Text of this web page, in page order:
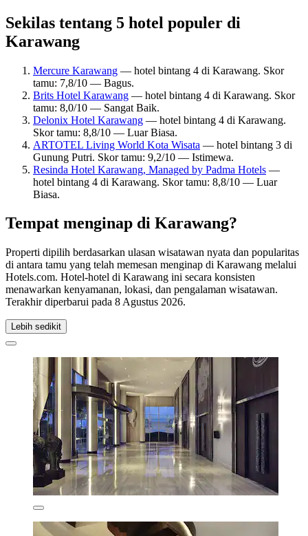
Sekilas tentang 5 hotel populer di
Karawang
Mercure Karawang — hotel bintang 4 di Karawang. Skor
tamu: 7,8/10 — Bagus.
Brits Hotel Karawang — hotel bintang 4 di Karawang. Skor
tamu: 8,0/10 — Sangat Baik.
Delonix Hotel Karawang — hotel bintang 4 di Karawang.
Skor tamu: 8,8/10 — Luar Biasa.
ARTOTEL Living World Kota Wisata — hotel bintang 3 di
Gunung Putri. Skor tamu: 9,2/10 — Istimewa.
Resinda Hotel Karawang, Managed by Padma Hotels —
hotel bintang 4 di Karawang. Skor tamu: 8,8/10 — Luar
Biasa.
Tempat menginap di Karawang?
Properti dipilih berdasarkan ulasan wisatawan nyata dan popularitas
di antara tamu yang telah memesan menginap di Karawang melalui
Hotels.com. Hotel-hotel di Karawang ini secara konsisten
menawarkan kenyamanan, lokasi, dan pengalaman wisatawan.
Terakhir diperbarui pada 8 Agustus 2026.
Lebih sedikit